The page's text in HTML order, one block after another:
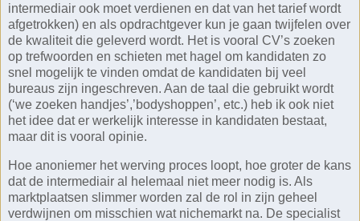
intermediair ook moet verdienen en dat van het tarief wordt
afgetrokken) en als opdrachtgever kun je gaan twijfelen over
de kwaliteit die geleverd wordt. Het is vooral CV’s zoeken
op trefwoorden en schieten met hagel om kandidaten zo
snel mogelijk te vinden omdat de kandidaten bij veel
bureaus zijn ingeschreven. Aan de taal die gebruikt wordt
(‘we zoeken handjes’,’bodyshoppen’, etc.) heb ik ook niet
het idee dat er werkelijk interesse in kandidaten bestaat,
maar dit is vooral opinie.
Hoe anoniemer het werving proces loopt, hoe groter de kans
dat de intermediair al helemaal niet meer nodig is. Als
marktplaatsen slimmer worden zal de rol in zijn geheel
verdwijnen om misschien wat nichemarkt na. De specialist